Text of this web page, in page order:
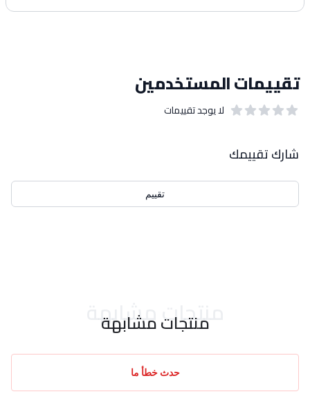
تقييمات المستخدمين
لا يوجد تقييمات
شارك تقييمك
تقييم
منتجات مشابهة
منتجات مشابهة
حدث خطأ ما